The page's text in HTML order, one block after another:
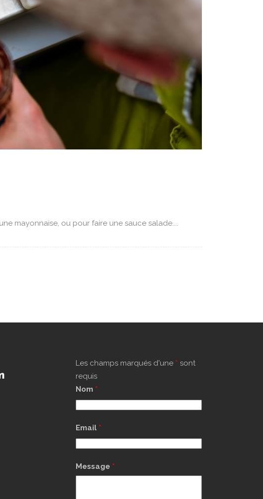
mayonnaise, ou pour faire une sauce salade....
Les champs marqués d'une * sont
requis
Nom *
Email *
Message *